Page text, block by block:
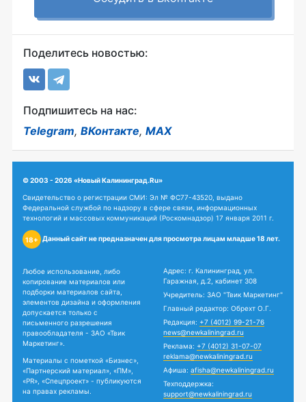
Поделитесь новостью:
Подпишитесь на нас:
Telegram, ВКонтакте, MAX
© 2003 - 2026 «Новый Калининград.Ru»
Свидетельство о регистрации СМИ: Эл № ФС77-43520, выдано
Федеральной службой по надзору в сфере связи, информационных
технологий и массовых коммуникаций (Роскомнадзор) 17 января 2011 г.
18+ Данный сайт не предназначен для просмотра лицам младше 18 лет.
Любое использование, либо
копирование материалов или
подборки материалов сайта,
элементов дизайна и оформления
допускается только с
письменного разрешения
правообладателя - ЗАО «Твик
Маркетинг».
Материалы с пометкой «Бизнес»,
«Партнерский материал», «ПМ»,
«PR», «Спецпроект» - публикуются
на правах рекламы.
Адрес: г. Калининград, ул.
Гаражная, д.2, кабинет 308
Учредитель: ЗАО "Твик Маркетинг"
Главный редактор: Обрехт О.Г.
Редакция: +7 (4012) 99-21-76
news@newkaliningrad.ru
Реклама: +7 (4012) 31-07-07
reklama@newkaliningrad.ru
Афиша: afisha@newkaliningrad.ru
Техподдержка:
support@newkaliningrad.ru